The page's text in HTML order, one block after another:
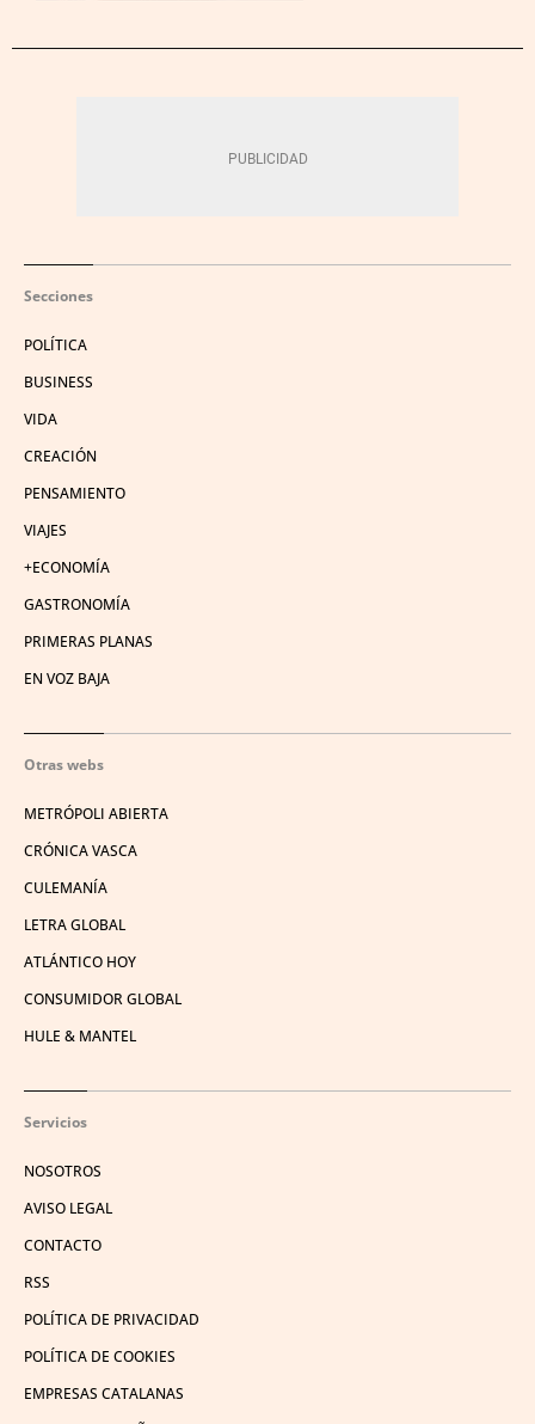
Secciones
POLÍTICA
BUSINESS
VIDA
CREACIÓN
PENSAMIENTO
VIAJES
+ECONOMÍA
GASTRONOMÍA
PRIMERAS PLANAS
EN VOZ BAJA
Otras webs
METRÓPOLI ABIERTA
CRÓNICA VASCA
CULEMANÍA
LETRA GLOBAL
ATLÁNTICO HOY
CONSUMIDOR GLOBAL
HULE & MANTEL
Servicios
NOSOTROS
AVISO LEGAL
CONTACTO
RSS
POLÍTICA DE PRIVACIDAD
POLÍTICA DE COOKIES
EMPRESAS CATALANAS